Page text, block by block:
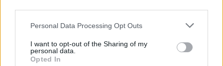
Personal Data Processing Opt Outs
I want to opt-out of the Sharing of my
personal data.
Opted In
ενός μεγάλου εργοστασίου κατασκευής drones
επί βρετανικού εδάφους